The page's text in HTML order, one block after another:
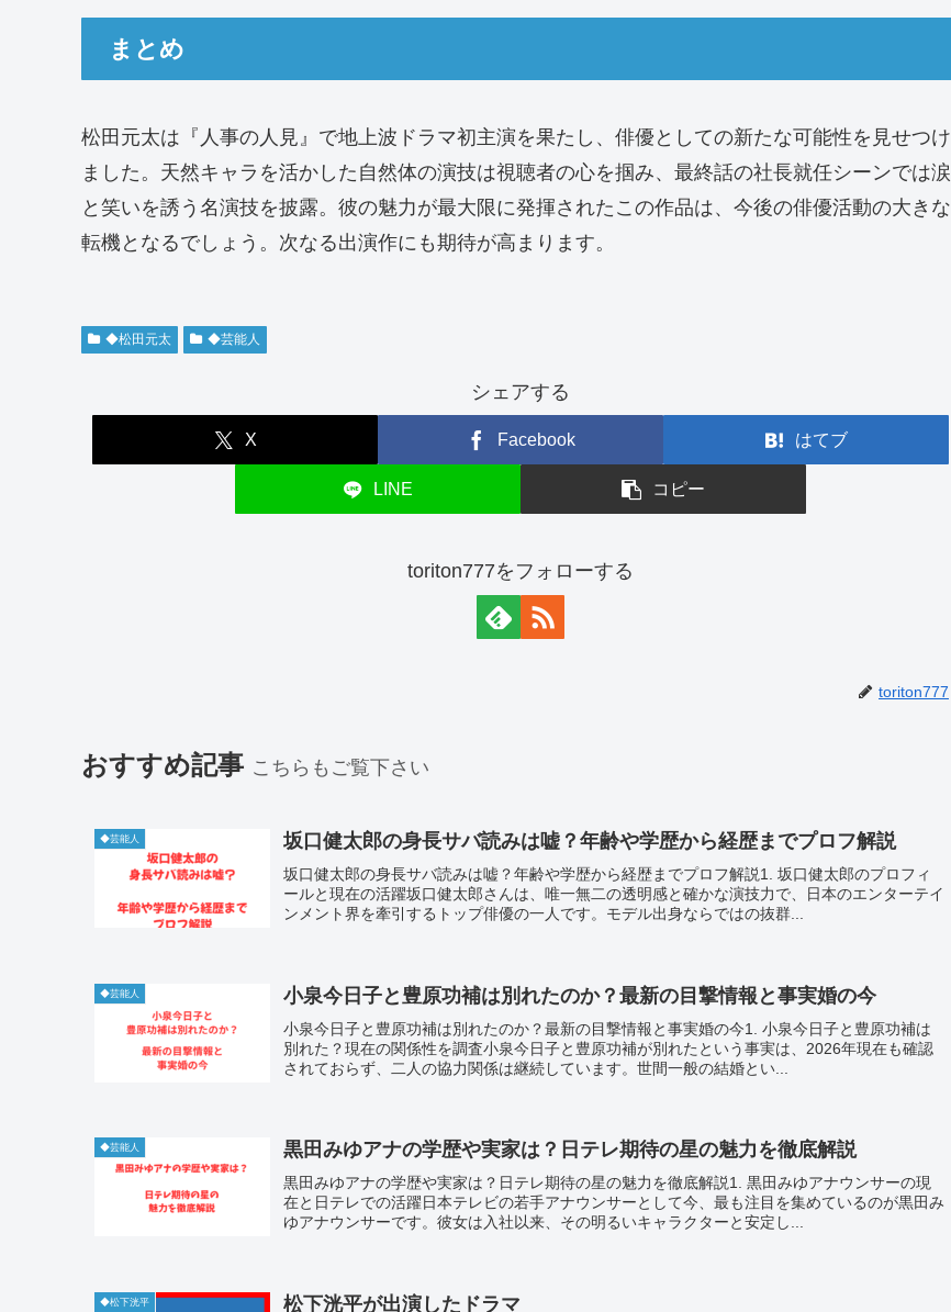
まとめ
松田元太は『人事の人見』で地上波ドラマ初主演を果たし、俳優としての新たな可能性を見せつけ
ました。天然キャラを活かした自然体の演技は視聴者の心を掴み、最終話の社長就任シーンでは涙
と笑いを誘う名演技を披露。彼の魅力が最大限に発揮されたこの作品は、今後の俳優活動の大きな
転機となるでしょう。次なる出演作にも期待が高まります。
◆松田元太 ◆芸能人
シェアする
X Facebook はてブ
LINE コピー
toriton777をフォローする
toriton777
おすすめ記事 こちらもご覧下さい
◆芸能人 坂口健太郎の身長サバ読みは嘘？年齢や学歴から経歴までプロフ解説
坂口健太郎の身長サバ読みは嘘？年齢や学歴から経歴までプロフ解説1. 坂口健太郎のプロフィ
ールと現在の活躍坂口健太郎さんは、唯一無二の透明感と確かな演技力で、日本のエンターテイ
ンメント界を牽引するトップ俳優の一人です。モデル出身ならではの抜群...
◆芸能人 小泉今日子と豊原功補は別れたのか？最新の目撃情報と事実婚の今
小泉今日子と豊原功補は別れたのか？最新の目撃情報と事実婚の今1. 小泉今日子と豊原功補は
別れた？現在の関係性を調査小泉今日子と豊原功補が別れたという事実は、2026年現在も確認
されておらず、二人の協力関係は継続しています。世間一般の結婚とい...
◆芸能人 黒田みゆアナの学歴や実家は？日テレ期待の星の魅力を徹底解説
黒田みゆアナの学歴や実家は？日テレ期待の星の魅力を徹底解説1. 黒田みゆアナウンサーの現
在と日テレでの活躍日本テレビの若手アナウンサーとして今、最も注目を集めているのが黒田み
ゆアナウンサーです。彼女は入社以来、その明るいキャラクターと安定し...
◆松下洸平 松下洸平が出演したドラマ